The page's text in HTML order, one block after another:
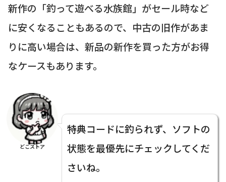
新作の「釣って遊べる水族館」がセール時など
に安くなることもあるので、中古の旧作があま
りに高い場合は、新品の新作を買った方がお得
なケースもあります。
どこストア
特典コードに釣られず、ソフトの
状態を最優先にチェックしてくだ
さいね。